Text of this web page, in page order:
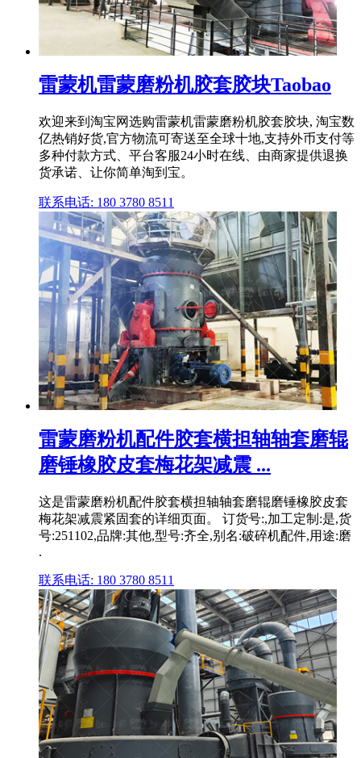
雷蒙机雷蒙磨粉机胶套胶块Taobao
欢迎来到淘宝网选购雷蒙机雷蒙磨粉机胶套胶块, 淘宝数
亿热销好货,官方物流可寄送至全球十地,支持外币支付等
多种付款方式、平台客服24小时在线、由商家提供退换
货承诺、让你简单淘到宝。
联系电话: 180 3780 8511
雷蒙磨粉机配件胶套横担轴轴套磨辊
磨锤橡胶皮套梅花架减震 ...
这是雷蒙磨粉机配件胶套横担轴轴套磨辊磨锤橡胶皮套
梅花架减震紧固套的详细页面。 订货号:,加工定制:是,货
号:251102,品牌:其他,型号:齐全,别名:破碎机配件,用途:磨
.
联系电话: 180 3780 8511